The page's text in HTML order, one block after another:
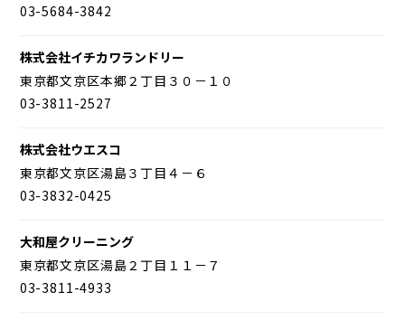
03-5684-3842
株式会社イチカワランドリー
東京都文京区本郷２丁目３０－１０
03-3811-2527
株式会社ウエスコ
東京都文京区湯島３丁目４－６
03-3832-0425
大和屋クリーニング
東京都文京区湯島２丁目１１－７
03-3811-4933